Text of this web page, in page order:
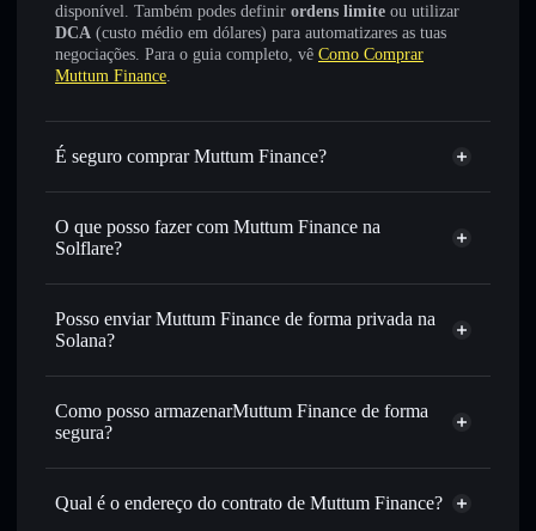
disponível. Também podes definir ordens limite ou utilizar
DCA (custo médio em dólares) para automatizares as tuas
negociações. Para o guia completo, vê Como Comprar
Muttum Finance.
É seguro comprar Muttum Finance?
Muttum Finance não está verificado
O que posso fazer com Muttum Finance na
Solflare?
Muttum Finance
Carteira Solflare
Trocar instantaneamente— trocar MUTM por SOL,
USDC ou milhares de outros tokens Solana com
melhor preço disponível
Definir ordens limite— automatizar transações ao teu
preço-alvo para MUTM
Utilizar DCA— investir de forma faseada ao longo do
Enviar de forma privada
Posso enviar Muttum Finance de forma privada na
Solana?
Agregador de Privacidade
Como posso armazenarMuttum Finance de forma
segura?
Muttum Finance
Qual é o endereço do contrato de Muttum Finance?